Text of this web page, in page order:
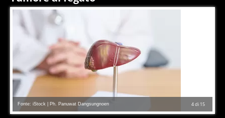
4di 15
Fonte: iStock | Ph. Panuwat Dangsungnoen